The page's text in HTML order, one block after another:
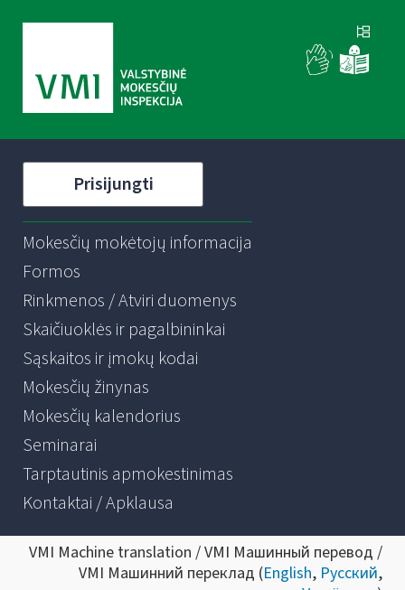
Prisijungti
Mokesčių mokėtojų informacija
Formos
Rinkmenos / Atviri duomenys
Skaičiuoklės ir pagalbininkai
Sąskaitos ir įmokų kodai
Mokesčių žinynas
Mokesčių kalendorius
Seminarai
Tarptautinis apmokestinimas
Kontaktai / Apklausa
VMI Machine translation / VMI Машинный перевод /
VMI Машинний переклад (English, Русский,